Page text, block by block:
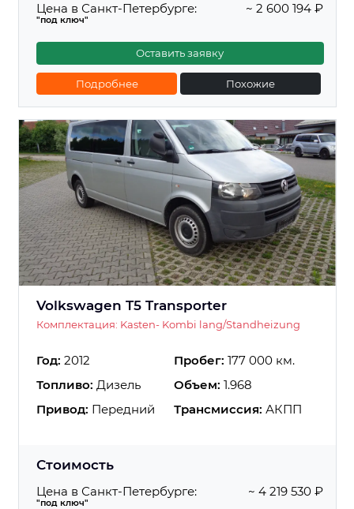
Цена в Санкт-Петербурге:
"под ключ"
~ 2 600 194 ₽
Оставить заявку
Подробнее Похожие
Volkswagen T5 Transporter
Комплектация: Kasten- Kombi lang/Standheizung
Год: 2012 Пробег: 177 000 км.
Топливо: Дизель Объем: 1.968
Привод: Передний Трансмиссия: АКПП
Стоимость
Цена в Санкт-Петербурге:
"под ключ"
~ 4 219 530 ₽